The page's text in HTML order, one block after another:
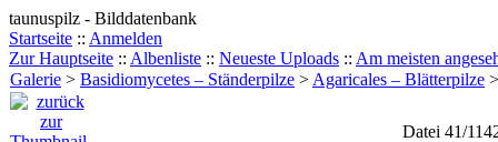
taunuspilz - Bilddatenbank
Startseite :: Anmelden
Zur Hauptseite :: Albenliste :: Neueste Uploads :: Am meisten
Galerie > Basidiomycetes – Ständerpilze > Agaricales – Blätterpilze
Datei 41/